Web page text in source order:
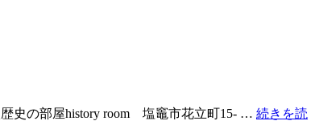
史の部屋history room 塩竈市花立町15- … 続きを読